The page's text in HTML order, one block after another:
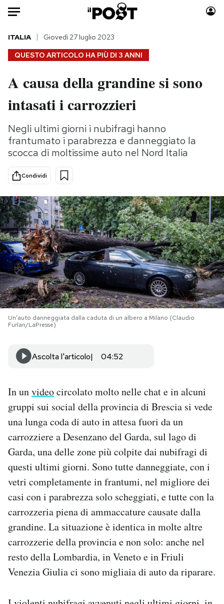
Auto
HOME
Italia
Politica
Tecnologia
Internet
Scienza
Cultura
Economia
Sport
Moda
Consumismi
Storie/Idee
Ok Boomer!
Media
Mondiali calcio 2026
PODCAST
NEWSLETTER
I MIEI PREFERITI
AREA PERSONALE
Area Personale
Newsletter
Notifiche mobile
Regala il Post
Hai bisogno di aiuto?
Esci
QUESTO ARTICOLO HA PIÙ DI 3 ANNI
ITALIA Giovedì 27 luglio 2023
A causa della grandine si sono
intasati i carrozzieri
Negli ultimi giorni i nubifragi hanno
frantumato i parabrezza e danneggiato la
scocca di moltissime auto nel Nord Italia
Condividi
Un'auto danneggiata dalla caduta di un albero a Milano (Claudio
Furlan/LaPresse)
Ascolta l'articolo 04:52
In unvideocircolato molto nelle chat e in alcuni
gruppi sui social della provincia di Brescia si vede
una lunga coda di auto in attesa fuori da un
carrozziere a Desenzano del Garda, sul lago di
Garda, una delle zone più colpite dai nubifragi di
questi ultimi giorni. Sono tutte danneggiate, con i
vetri completamente in frantumi, nel migliore dei
casi con i parabrezza solo scheggiati, e tutte con la
carrozzeria piena di ammaccature causate dalla
grandine. La situazione è identica in molte altre
carrozzerie della provincia e non solo: anche nel
resto della Lombardia, in Veneto e in Friuli
Venezia Giulia ci sono migliaia di auto da riparare.